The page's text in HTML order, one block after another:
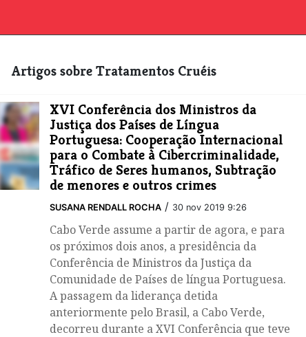
Artigos sobre Tratamentos Cruéis
XVI Conferência dos Ministros da
Justiça dos Países de Língua
Portuguesa: Cooperação Internacional
para o Combate à Cibercriminalidade,
Tráfico de Seres humanos, Subtração
de menores e outros crimes
SUSANA RENDALL ROCHA / 30 nov 2019 9:26
Cabo Verde assume a partir de agora, e para
os próximos dois anos, a presidência da
Conferência de Ministros da Justiça da
Comunidade de Países de língua Portuguesa.
A passagem da liderança detida
anteriormente pelo Brasil, a Cabo Verde,
decorreu durante a XVI Conferência que teve